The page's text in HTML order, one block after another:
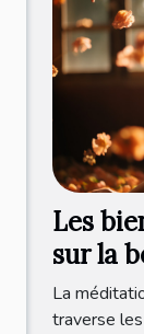
Les
sur la
La
traverse